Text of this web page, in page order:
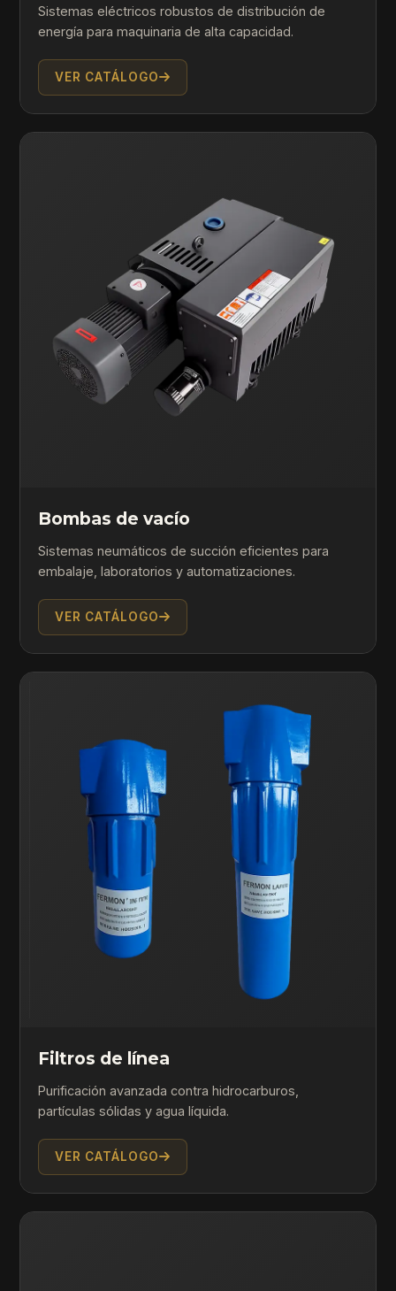
Sistemas eléctricos robustos de distribución de
energía para maquinaria de alta capacidad.
VER CATÁLOGO
Bombas de vacío
Sistemas neumáticos de succión eficientes para
embalaje, laboratorios y automatizaciones.
VER CATÁLOGO
Filtros de línea
Purificación avanzada contra hidrocarburos,
partículas sólidas y agua líquida.
VER CATÁLOGO